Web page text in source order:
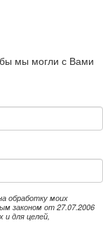
мы могли с Вами
обработку моих
законом от 27.07.2006
для целей,